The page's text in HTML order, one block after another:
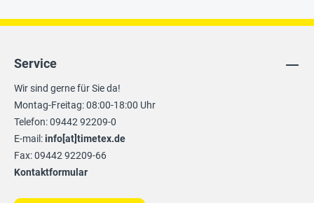
Service
Wir sind gerne für Sie da!
Montag-Freitag: 08:00-18:00 Uhr
Telefon: 09442 92209-0
E-mail:info[at]timetex.de
Fax: 09442 92209-66
Kontaktformular